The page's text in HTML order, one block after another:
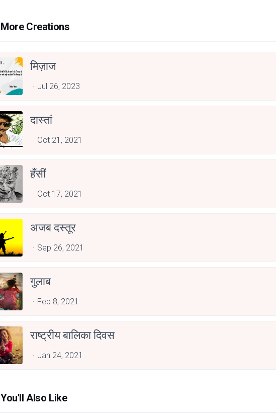
More Creations
मिज़ाज
Jul 26, 2023
दास्तां
Oct 21, 2021
हँसीं
Oct 17, 2021
अजब दस्तूर
Sep 26, 2021
गुलाब
Feb 8, 2021
राष्ट्रीय बालिका दिवस
Jan 24, 2021
You'll Also Like